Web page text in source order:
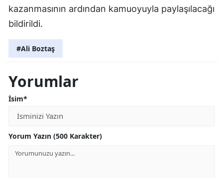
kazanmasının ardından kamuoyuyla paylaşılacağı
bildirildi.
#Ali Boztaş
Yorumlar
İsim*
Yorum Yazın (500 Karakter)